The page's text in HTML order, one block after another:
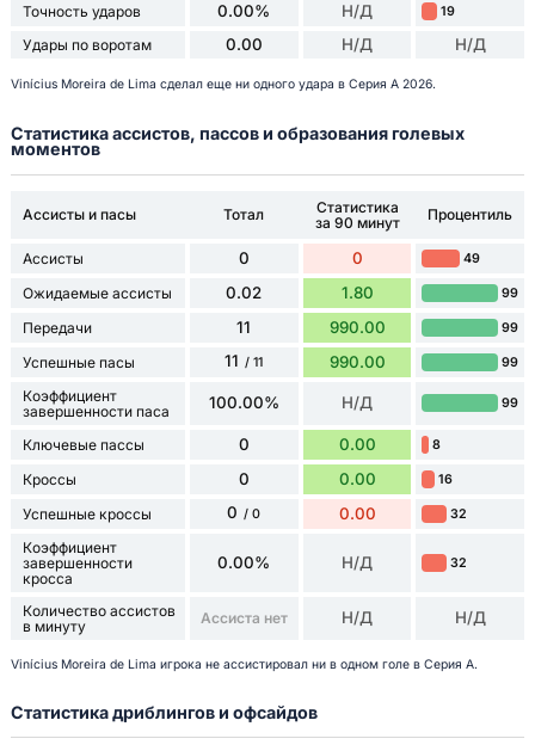
Точность ударов 0.00% Н/Д 19
Удары по воротам 0.00 Н/Д Н/Д
Vinícius Moreira de Lima сделал еще ни одного удара в Серия А 2026.
Статистика ассистов, пассов и образования голевых
моментов
Ассисты и пасы Тотал
Статистика
за 90 минут
Процентиль
Ассисты 0 0 49
Ожидаемые ассисты 0.02 1.80 99
Передачи 11 990.00 99
Успешные пасы 11 / 11 990.00 99
Коэффициент
завершенности паса
100.00% Н/Д 99
Ключевые пассы 0 0.00 8
Кроссы 0 0.00 16
Успешные кроссы 0 / 0 0.00 32
Коэффициент
завершенности
кросса
0.00% Н/Д 32
Количество ассистов
в минуту
Ассиста нет Н/Д Н/Д
Vinícius Moreira de Lima игрока не ассистировал ни в одном голе в Серия А.
Статистика дриблингов и офсайдов